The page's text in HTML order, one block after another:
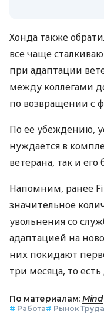
Хонда также
все чаще
при адаптации
между коллегами
по возвращении с
По ее убеждению,
нуждается в
ветерана, так и его
Напомним, ранее
значительное
увольнения со
адаптацией на
них покидают
три месяца, то
По материалам: Mind
# Работа# Рынок Труда